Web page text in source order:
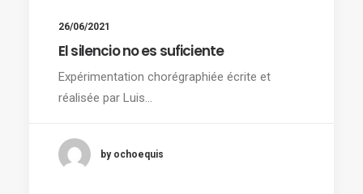
26/06/2021
El silencio no es suficiente
Expérimentation chorégraphiée écrite et
réalisée par Luis…
by ochoequis